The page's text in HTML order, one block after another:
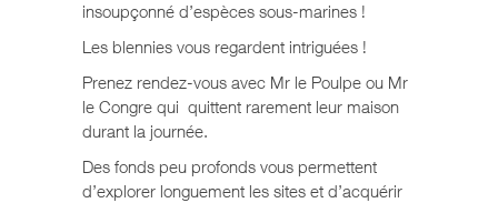
insoupçonné d’espèces sous-marines !
Les blennies vous regardent intriguées !
Prenez rendez-vous avec Mr le Poulpe ou Mr
le Congre qui quittent rarement leur maison
durant la journée.
Des fonds peu profonds vous permettent
d’explorer longuement les sites et d’acquérir